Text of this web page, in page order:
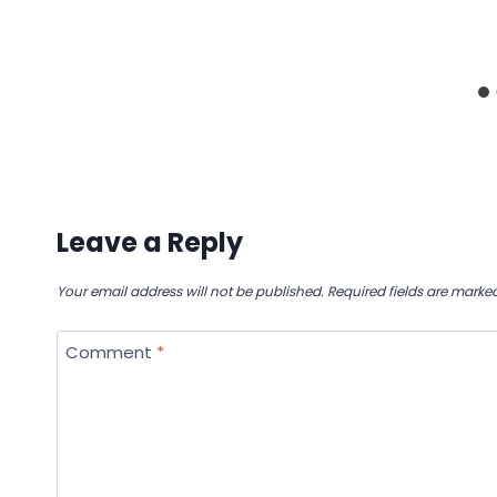
Leave a Reply
Your email address will not be published. Required fields are
Comment *